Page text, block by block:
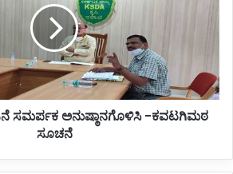
ಅನುಷ್ಠಾನಗೊಳಿಸಿ -ಕವಟಗಿಮಠ
ಸೂಚನೆ